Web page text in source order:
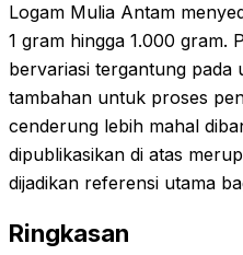
Logam Mulia Antam
1 gram hingga 1.000 gram.
bervariasi tergantung pada
tambahan untuk proses
cenderung lebih mahal
dipublikasikan di atas
dijadikan referensi utama
Ringkasan